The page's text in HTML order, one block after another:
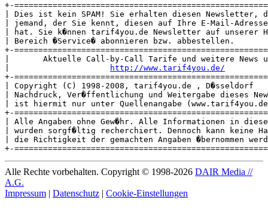
+-
| Dies ist kein SPAM! Sie erhalten diesen Newsletter,
| jemand, der Sie kennt, diesen auf Ihre E-Mail-
| hat. Sie k�nnen tarif4you.de Newsletter auf unserer
| Bereich �Service� abonnieren bzw.
+-
|       Aktuelle Call-by-Call Tarife und weitere
http://www.tarif4you.de/
+-
| Copyright (C) 1998-2008, tarif4you.de ,
| Nachdruck, Ver�ffentlichung und Weitergabe dieses
| ist hiermit nur unter Quellenangabe
+-
| Alle Angaben ohne Gew�hr. Alle Informationen in
| wurden sorgf�ltig recherchiert. Dennoch kann keine
| die Richtigkeit der gemachten Angaben �bernommen
Alle Rechte vorbehalten. Copyright © 1998-2026 DAIR Media //
A.G.
Impressum | Datenschutz | Cookie-Einstellungen